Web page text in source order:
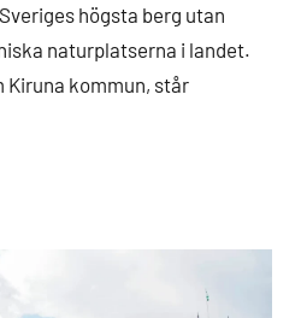
högsta berg utan
naturplatserna i landet.
Kiruna kommun, står